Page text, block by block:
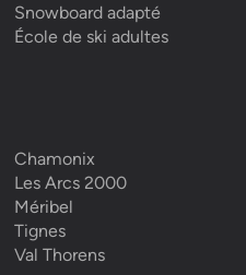
Snowboard adapté
École de ski adultes
Chamonix
Les Arcs 2000
Méribel
Tignes
Val Thorens